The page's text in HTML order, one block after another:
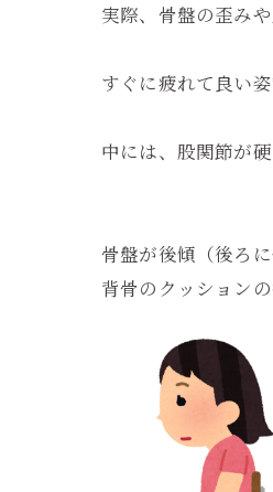
実際、骨盤の歪み
すぐに疲れて良い
中には、股関節が
骨盤が後傾（後ろ
背骨のクッション